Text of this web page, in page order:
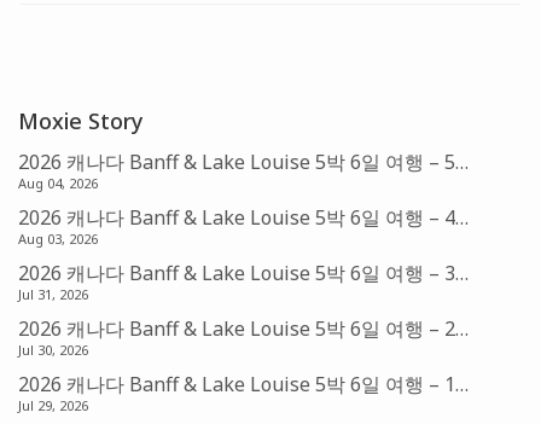
Moxie Story
2026 캐나다 Banff & Lake Louise 5박 6일 여행 – 5편: Fairmont Chateau Lake Louise (아멕스 FHR)
Aug 04, 2026
2026 캐나다 Banff & Lake Louise 5박 6일 여행 – 4편: Banff의 아침 & Sunshine Village Gondola
Aug 03, 2026
2026 캐나다 Banff & Lake Louise 5박 6일 여행 – 3편: Banff & Bow Falls
Jul 31, 2026
2026 캐나다 Banff & Lake Louise 5박 6일 여행 – 2편: Canmore & Mistaya Canyon Trail Head
Jul 30, 2026
2026 캐나다 Banff & Lake Louise 5박 6일 여행 – 1편: 발권 및 예약
Jul 29, 2026